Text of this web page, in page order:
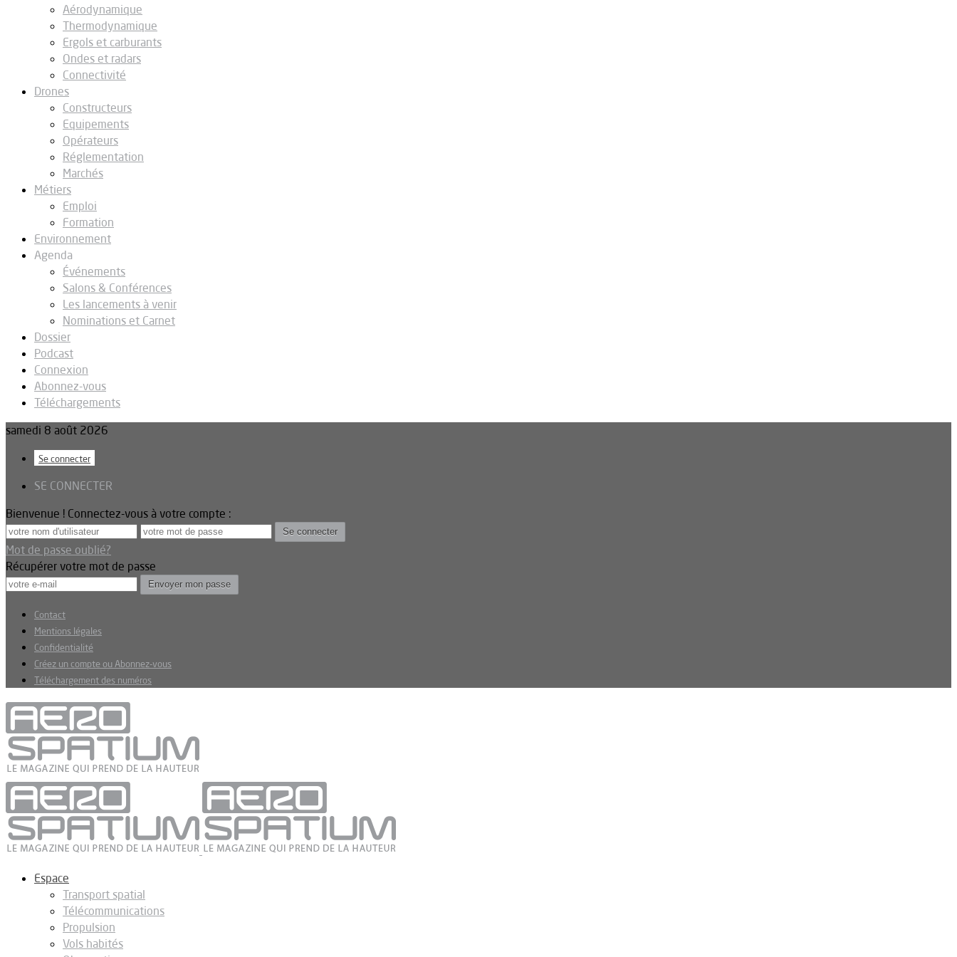
Aérodynamique
Thermodynamique
Ergols et carburants
Ondes et radars
Connectivité
Drones
Constructeurs
Equipements
Opérateurs
Réglementation
Marchés
Métiers
Emploi
Formation
Environnement
Agenda
Événements
Salons & Conférences
Les lancements à venir
Nominations et Carnet
Dossier
Podcast
Connexion
Abonnez-vous
Téléchargements
samedi 8 août 2026
Se connecter
SE CONNECTER
Bienvenue ! Connectez-vous à votre compte :
Mot de passe oublié?
Récupérer votre mot de passe
Contact
Mentions légales
Confidentialité
Créez un compte ou Abonnez-vous
Téléchargement des numéros
Espace
Transport spatial
Télécommunications
Propulsion
Vols habités